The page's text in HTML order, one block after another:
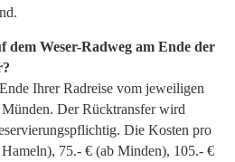
dem Weser-Radweg am Ende der
Ihrer Radreise vom jeweiligen
Der Rücktransfer wird
Die Kosten pro
75.- € (ab Minden), 105.- €